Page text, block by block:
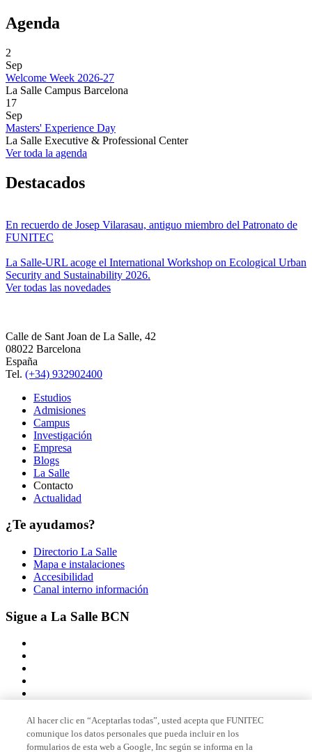
Agenda
2
Sep
Welcome Week 2026-27
La Salle Campus Barcelona
17
Sep
Masters' Experience Day
La Salle Executive & Professional Center
Ver toda la agenda
Destacados
En recuerdo de Josep Vilarasau, antiguo miembro del Patronato de
FUNITEC
La Salle-URL acoge el International Workshop on Ecological Urban
Security and Sustainability 2026.
Ver todas las novedades
Calle de Sant Joan de La Salle, 42
08022 Barcelona
España
Tel. (+34) 932902400
Estudios
Admisiones
Campus
Investigación
Empresa
Blogs
La Salle
Contacto
Actualidad
¿Te ayudamos?
Directorio La Salle
Mapa e instalaciones
Accesibilidad
Canal interno información
Sigue a La Salle BCN
Miembro de
Al hacer clic en “Aceptarlas todas”, usted acepta que FUNITEC
comunique los datos personales que pueda incluir en los
formularios de esta web a Google, Inc según se informa en la